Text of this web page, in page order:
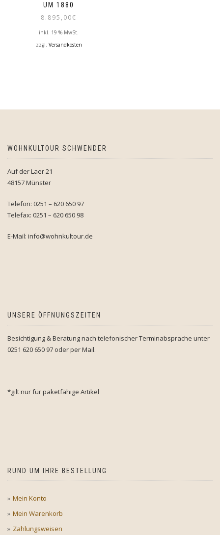
UM 1880
8.895,00€
inkl. 19 % MwSt.
zzgl. Versandkosten
WOHNKULTOUR SCHWENDER
Auf der Laer 21
48157 Münster
Telefon: 0251 – 620 650 97
Telefax: 0251 – 620 650 98
E-Mail: info@wohnkultour.de
UNSERE ÖFFNUNGSZEITEN
Besichtigung & Beratung nach telefonischer Terminabsprache unter
0251 620 650 97 oder per Mail.
*gilt nur für paketfähige Artikel
RUND UM IHRE BESTELLUNG
Mein Konto
Mein Warenkorb
Zahlungsweisen